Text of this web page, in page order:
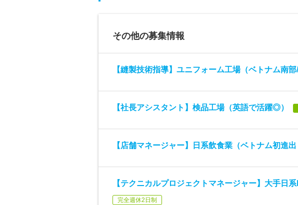
その他の募集情報
【縫製技術指導】ユニフォーム工場（ベトナム南
【社長アシスタント】検品工場（英語で活躍◎）
【店舗マネージャー】日系飲食業（ベトナム初進出
【テクニカルプロジェクトマネージャー】大手日
完全週休2日制